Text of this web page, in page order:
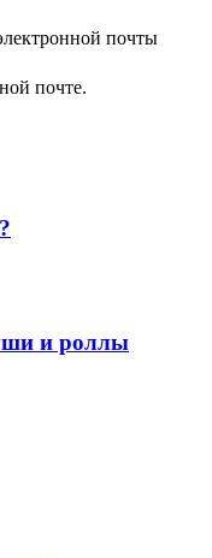
почты
почте.
и роллы